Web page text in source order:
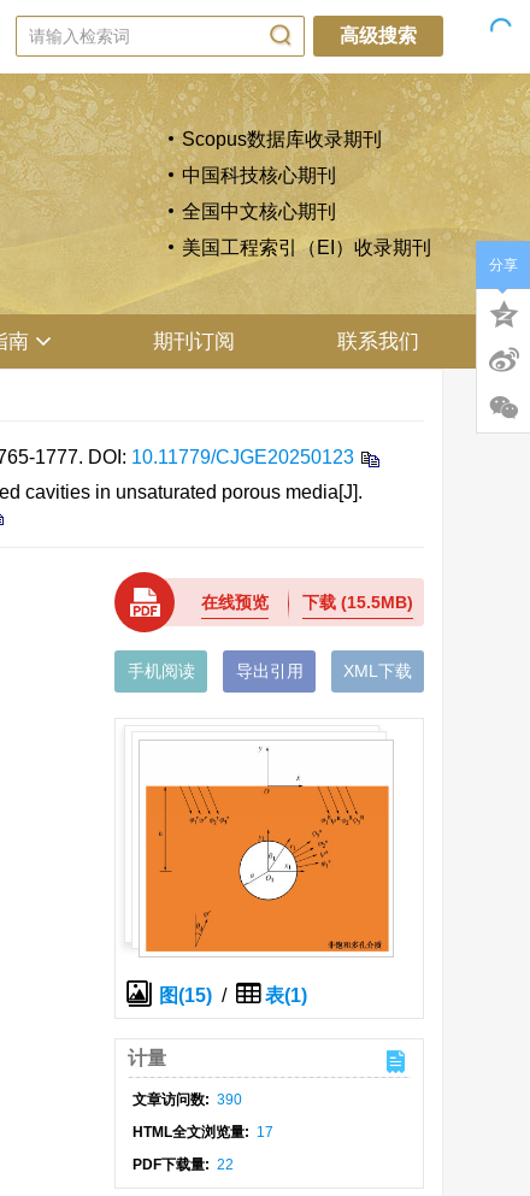
高级搜索
Scopus数据库收录期刊
中国科技核心期刊
全国中文核心期刊
美国工程索引（EI）收录期刊
南 期刊订阅 联系我们
1777. DOI: 10.11779/CJGE20250123
cavities in unsaturated porous media[J].
在线预览 下载(15.5MB)
手机阅读 导出引用 XML下载
图(15) / 表(1)
计量
文章访问数: 390
HTML全文浏览量: 17
PDF下载量: 22
分享